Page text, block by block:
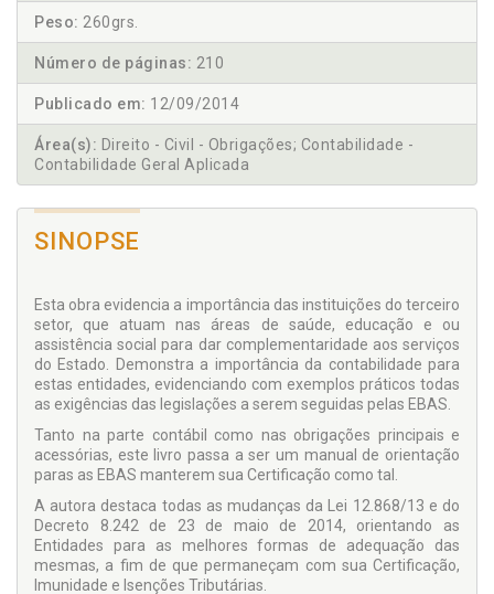
Peso: 260grs.
Número de páginas: 210
Publicado em: 12/09/2014
Área(s): Direito - Civil - Obrigações; Contabilidade -
Contabilidade Geral Aplicada
SINOPSE
Esta obra evidencia a importância das instituições do terceiro
setor, que atuam nas áreas de saúde, educação e ou
assistência social para dar complementaridade aos serviços
do Estado. Demonstra a importância da contabilidade para
estas entidades, evidenciando com exemplos práticos todas
as exigências das legislações a serem seguidas pelas EBAS.
Tanto na parte contábil como nas obrigações principais e
acessórias, este livro passa a ser um manual de orientação
paras as EBAS manterem sua Certificação como tal.
A autora destaca todas as mudanças da Lei 12.868/13 e do
Decreto 8.242 de 23 de maio de 2014, orientando as
Entidades para as melhores formas de adequação das
mesmas, a fim de que permaneçam com sua Certificação,
Imunidade e Isenções Tributárias.